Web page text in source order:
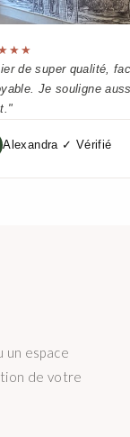
de super qualité,
Je souligne
Alexandra ✓ Vérifié
un espace
de votre